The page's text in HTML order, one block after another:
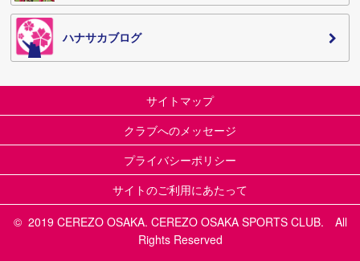
ハナサカブログ
サイトマップ
クラブへのメッセージ
プライバシーポリシー
サイトのご利用にあたって
© 2019 CEREZO OSAKA. CEREZO OSAKA SPORTS CLUB. All
Rights Reserved